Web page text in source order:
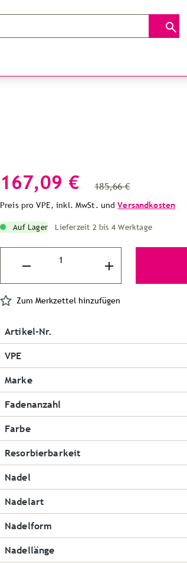
167,09 € 185,66 €
Preis pro VPE, inkl. MwSt. undVersandkosten
Auf Lager Lieferzeit 2 bis 4 Werktage
Zum Merkzettel hinzufügen
Artikel-Nr.
VPE
Marke
Fadenanzahl
Farbe
Resorbierbarkeit
Nadel
Nadelart
Nadelform
Nadellänge